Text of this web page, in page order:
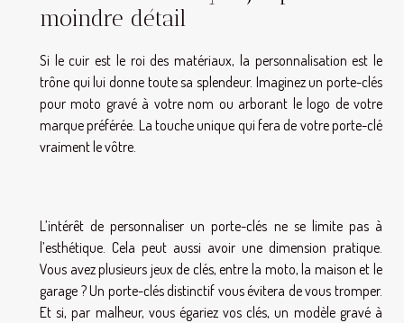
moindre détail
Si le cuir est le roi des matériaux, la personnalisation est le
trône qui lui donne toute sa splendeur. Imaginez un porte-clés
pour moto gravé à votre nom ou arborant le logo de votre
marque préférée. La touche unique qui fera de votre porte-clé
vraiment le vôtre.
L’intérêt de personnaliser un porte-clés ne se limite pas à
l’esthétique. Cela peut aussi avoir une dimension pratique.
Vous avez plusieurs jeux de clés, entre la moto, la maison et le
garage ? Un porte-clés distinctif vous évitera de vous tromper.
Et si, par malheur, vous égariez vos clés, un modèle gravé à